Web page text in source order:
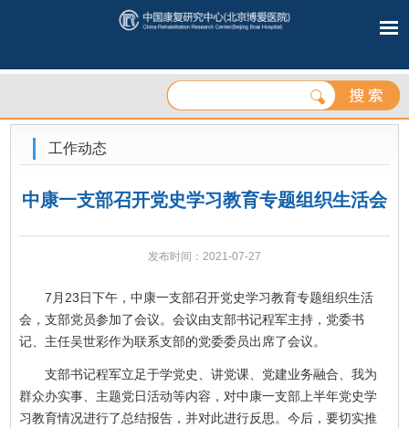
工作动态
中康一支部召开党史学习教育专题组织生活会
发布时间：2021-07-27
7月23日下午，中康一支部召开党史学习教育专题组织生活
会，支部党员参加了会议。会议由支部书记程军主持，党委书
记、主任吴世彩作为联系支部的党委委员出席了会议。
支部书记程军立足于学党史、讲党课、党建业务融合、我为
群众办实事、主题党日活动等内容，对中康一支部上半年党史学
习教育情况进行了总结报告，并对此进行反思。今后，要切实推